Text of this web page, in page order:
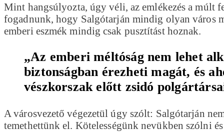
Mint hangsúlyozta, úgy véli, az emlékezés a múlt
fogadnunk, hogy Salgótarján mindig olyan város
emberi eszmék mindig csak pusztítást hoznak.
„Az emberi méltóság nem lehet
biztonságban érezheti magát, és
vészkorszak előtt zsidó
A városvezető végezetül úgy szólt: Salgótarján
temethettünk el. Kötelességünk nevükben szólni